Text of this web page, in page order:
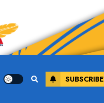
SUBSCRIBE